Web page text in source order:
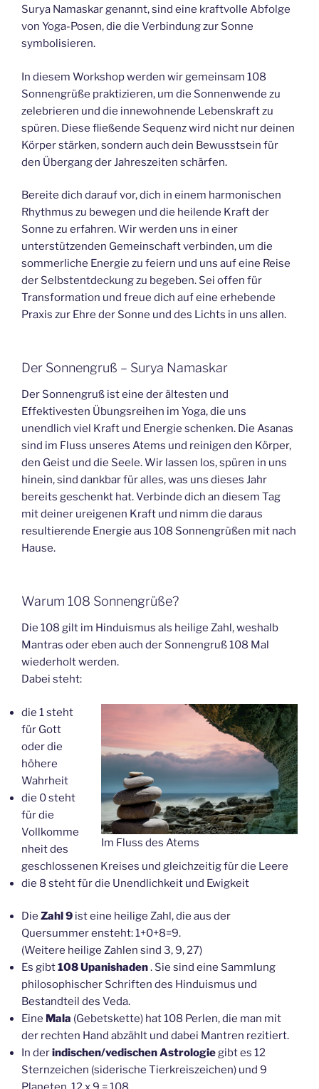
Surya Namaskar genannt, sind eine kraftvolle Abfolge
von Yoga-Posen, die die Verbindung zur Sonne
symbolisieren.
In diesem Workshop werden wir gemeinsam 108
Sonnengrüße praktizieren, um die Sonnenwende zu
zelebrieren und die innewohnende Lebenskraft zu
spüren. Diese fließende Sequenz wird nicht nur deinen
Körper stärken, sondern auch dein Bewusstsein für
den Übergang der Jahreszeiten schärfen.
Bereite dich darauf vor, dich in einem harmonischen
Rhythmus zu bewegen und die heilende Kraft der
Sonne zu erfahren. Wir werden uns in einer
unterstützenden Gemeinschaft verbinden, um die
sommerliche Energie zu feiern und uns auf eine Reise
der Selbstentdeckung zu begeben. Sei offen für
Transformation und freue dich auf eine erhebende
Praxis zur Ehre der Sonne und des Lichts in uns allen.
Der Sonnengruß – Surya Namaskar
Der Sonnengruß ist eine der ältesten und
Effektivesten Übungsreihen im Yoga, die uns
unendlich viel Kraft und Energie schenken. Die Asanas
sind im Fluss unseres Atems und reinigen den Körper,
den Geist und die Seele. Wir lassen los, spüren in uns
hinein, sind dankbar für alles, was uns dieses Jahr
bereits geschenkt hat. Verbinde dich an diesem Tag
mit deiner ureigenen Kraft und nimm die daraus
resultierende Energie aus 108 Sonnengrüßen mit nach
Hause.
Warum 108 Sonnengrüße?
Die 108 gilt im Hinduismus als heilige Zahl, weshalb
Mantras oder eben auch der Sonnengruß 108 Mal
wiederholt werden.
Dabei steht:
Im Fluss des Atems
die 1 steht
für Gott
oder die
höhere
Wahrheit
die 0 steht
für die
Vollkomme
nheit des
geschlossenen Kreises und gleichzeitig für die Leere
die 8 steht für die Unendlichkeit und Ewigkeit
Die Zahl 9 ist eine heilige Zahl, die aus der
Quersummer ensteht: 1+0+8=9.
(Weitere heilige Zahlen sind 3, 9, 27)
Es gibt108 Upanishaden. Sie sind eine Sammlung
philosophischer Schriften des Hinduismus und
Bestandteil des Veda.
Eine Mala (Gebetskette) hat 108 Perlen, die man mit
der rechten Hand abzählt und dabei Mantren rezitiert.
In derindischen/vedischen Astrologiegibt es 12
Sternzeichen (siderische Tierkreiszeichen) und 9